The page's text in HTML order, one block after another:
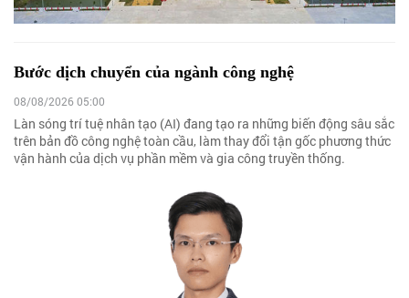
Bước dịch chuyển của ngành công nghệ
08/08/2026 05:00
Làn sóng trí tuệ nhân tạo (AI) đang tạo ra những biến động sâu sắc
trên bản đồ công nghệ toàn cầu, làm thay đổi tận gốc phương thức
vận hành của dịch vụ phần mềm và gia công truyền thống.